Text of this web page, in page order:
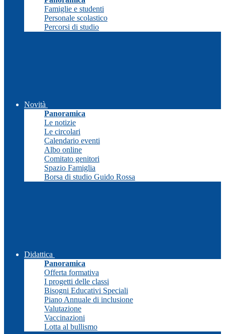
Famiglie e studenti
Personale scolastico
Percorsi di studio
Novità
Panoramica
Le notizie
Le circolari
Calendario eventi
Albo online
Comitato genitori
Spazio Famiglia
Borsa di studio Guido Rossa
Didattica
Panoramica
Offerta formativa
I progetti delle classi
Bisogni Educativi Speciali
Piano Annuale di inclusione
Valutazione
Vaccinazioni
Lotta al bullismo